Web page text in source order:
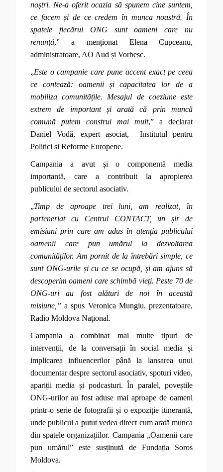
noștri. Ne-a oferit ocazia să spunem cine suntem,
ce facem și de ce credem în munca noastră. În
spatele fiecărui ONG sunt oameni care nu
renunță,” a menționat Elena Cupceanu,
administratoare, AO Aud și Vorbesc.
„Este o campanie care pune accent exact pe ceea
ce contează: oamenii și capacitatea lor de a
mobiliza comunitățile. Mesajul de coeziune este
extrem de important și arată că prin muncă
comună putem construi mai mult,” a declarat
Daniel Vodă, expert asociat, Institutul pentru
Politici și Reforme Europene.
Campania a avut și o componentă media
importantă, care a contribuit la apropierea
publicului de sectorul asociativ.
„Timp de aproape trei luni, am realizat, în
parteneriat cu Centrul CONTACT, un șir de
emisiuni prin care am adus în atenția publicului
oamenii care pun umărul la dezvoltarea
comunităților. Am pornit de la întrebări simple, ce
sunt ONG-urile și cu ce se ocupă, și am ajuns să
descoperim oameni care schimbă vieți. Peste 70 de
ONG-uri au fost alături de noi în această
misiune,” a spus Veronica Mungiu, prezentatoare,
Radio Moldova Național.
Campania a combinat mai multe tipuri de
intervenții, de la conversații în social media și
implicarea influencerilor până la lansarea unui
documentar despre sectorul asociativ, spoturi video,
apariții media și podcasturi. În paralel, poveștile
ONG-urilor au fost aduse mai aproape de oameni
printr-o serie de fotografii și o expoziție itinerantă,
unde publicul a putut vedea direct cum arată munca
din spatele organizațiilor. Campania „Oamenii care
pun umărul” este susținută de Fundația Soros
Moldova.